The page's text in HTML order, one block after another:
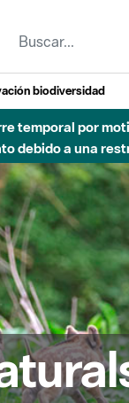
biodiversidad
temporal por
debido a una